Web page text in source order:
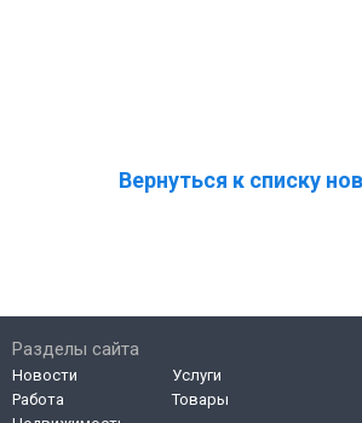
Вернуться к списку
Разделы сайта
Новости
Работа
Услуги
Товары